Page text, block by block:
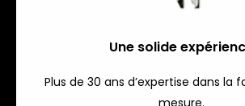
Une solide
Plus de 30 ans d’expertise dans la